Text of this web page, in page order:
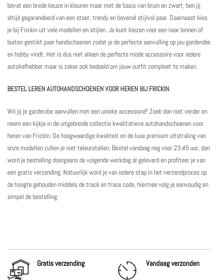
bevat een brede keuze in kleuren maar met de basis van bruin en zwart, ben jij
altijd gegarandeerd van een stoer, trendy en bovenal stijlvol paar. Daarnaast kies
je bij Frickin uit vele modellen en stijlen. Je kunt kiezen voor een naar binnen of
buiten gestikt paar handschoenen zodat je de perfecte aanvulling op jou garderobe
en hobby vindt. Het is dus niet alleen de perfecte mode accessoire voor iedere
autoliefhebber maar is zeker ook bedoeld om jouw outfit compleet te maken.
BESTEL LEREN AUTOHANDSCHOENEN VOOR HEREN BIJ FRICKIN
Wil jij je garderobe aanvullen met een unieke accessoire? Zoek dan niet verder en
neem een kijkje in de uitgebreide collectie kwalitatieve autohandschoenen voor
heren van Frickin. De hoogwaardige kwaliteit en de luxe premium uitstraling van
onze modellen zullen je niet teleurstellen. Bestel vandaag nog voor 23:45 uur, dan
word je bestelling doorgaans de volgende werkdag al geleverd en profiteer je van
een gratis verzending. Natuurlijk word je van iedere stap in het verzendproces op
de hoogte gehouden middels de track en trace code, hiermee volg je eenvoudig en
simpel de bestelling.
Gratis verzending Vandaag verzonden